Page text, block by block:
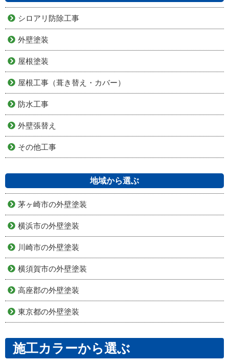
シロアリ防除工事
外壁塗装
屋根塗装
屋根工事（葺き替え・カバー）
防水工事
外壁張替え
その他工事
地域から選ぶ
茅ヶ崎市の外壁塗装
横浜市の外壁塗装
川崎市の外壁塗装
横須賀市の外壁塗装
高座郡の外壁塗装
東京都の外壁塗装
施工カラーから選ぶ